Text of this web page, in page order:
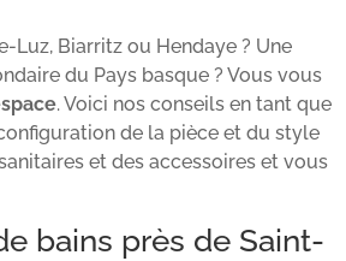
Luz, Biarritz ou Hendaye ? Une
du Pays basque ? Vous vous
. Voici nos conseils en tant que
de la pièce et du style
et des accessoires et vous
bains près de Saint-